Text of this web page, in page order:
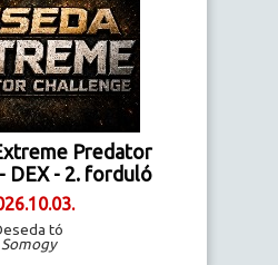
Predator
DEX - 2. forduló
tó
Somogy